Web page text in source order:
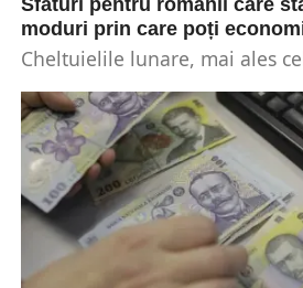
Sfaturi pentru românii care
moduri prin care poți
Cheltuielile lunare, mai ales
avea...